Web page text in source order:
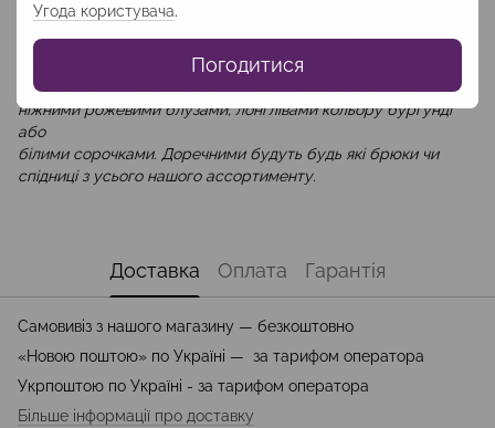
Угода користувача.
Погодитися
для доповнення його моделями будь якого кольору. В цьому
сезоні ми пропонуємо з ним моно кольори – брюки,
Водночас, за бажанням, холодний беж чудово поєднується з
ніжними рожевими блузами, лонглівами кольору бургунді
або
білими сорочками. Доречними будуть будь які брюки чи
спідниці з усього нашого ассортименту.
Доставка Оплата Гарантія
Самовивіз з нашого магазину — безкоштовно
«Новою поштою» по Україні — за тарифом оператора
Укрпоштою по Україні - за тарифом оператора
Більше інформації про доставку